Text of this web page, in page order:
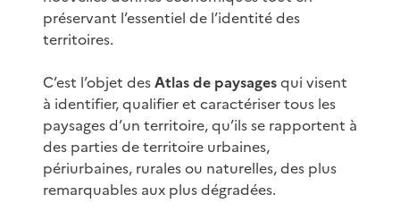
préservant l’essentiel de l’identité des
territoires.
C’est l’objet desAtlas de paysagesqui visent
à identifier, qualifier et caractériser tous les
paysages d’un territoire, qu’ils se rapportent à
des parties de territoire urbaines,
périurbaines, rurales ou naturelles, des plus
remarquables aux plus dégradées.